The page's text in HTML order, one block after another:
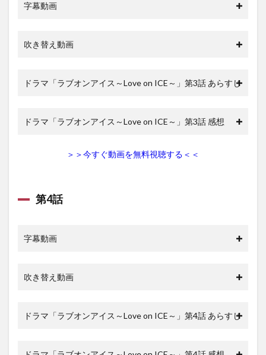
字幕動画
吹き替え動画
ドラマ「ラブオンアイス～Love on ICE～」第3話 あらすじ
ドラマ「ラブオンアイス～Love on ICE～」第3話 感想
＞＞今すぐ動画を無料視聴する＜＜
第4話
字幕動画
吹き替え動画
ドラマ「ラブオンアイス～Love on ICE～」第4話 あらすじ